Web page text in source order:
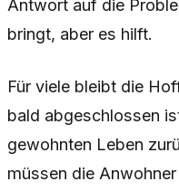
Antwort auf die
bringt, aber es hilft.
Für viele bleibt die
bald abgeschlossen
gewohnten Leben
müssen die